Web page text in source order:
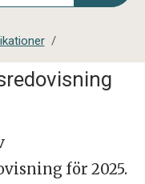
/
för 2025.